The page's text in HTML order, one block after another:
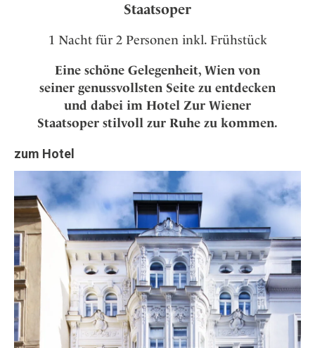
Staatsoper
1 Nacht für 2 Personen inkl. Frühstück
Eine schöne Gelegenheit, Wien von
seiner genussvollsten Seite zu entdecken
und dabei im Hotel Zur Wiener
Staatsoper stilvoll zur Ruhe zu kommen.
zum Hotel